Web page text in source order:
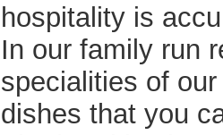
hospitality is
In our family run
specialities of our
dishes that you